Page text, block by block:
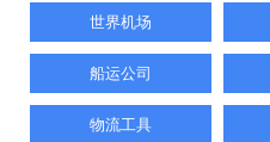
世界机场
船运公司
物流工具